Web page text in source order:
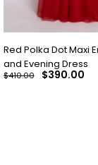
White Ruffle
and
$440.00